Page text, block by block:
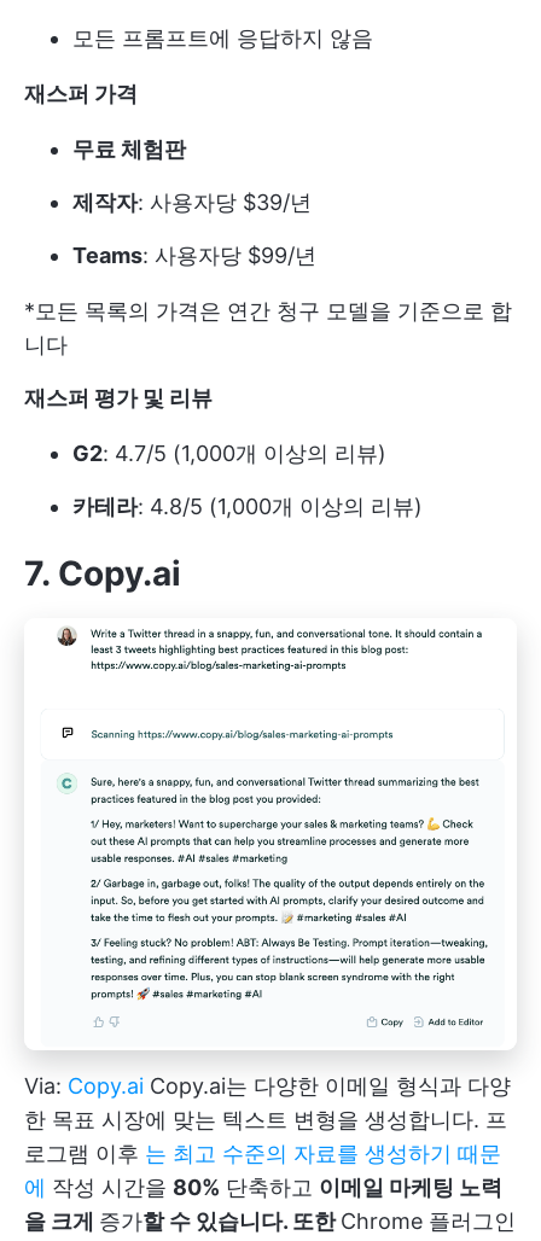
모든 프롬프트에 응답하지 않음
재스퍼 가격
무료 체험판
제작자: 사용자당 $39/년
Teams: 사용자당 $99/년
*모든 목록의 가격은 연간 청구 모델을 기준으로 합
니다
재스퍼 평가 및 리뷰
G2: 4.7/5 (1,000개 이상의 리뷰)
카테라: 4.8/5 (1,000개 이상의 리뷰)
7. Copy.ai
Via: Copy.ai Copy.ai는 다양한 이메일 형식과 다양
한 목표 시장에 맞는 텍스트 변형을 생성합니다. 프
로그램 이후 는 최고 수준의 자료를 생성하기 때문
에 작성 시간을 80% 단축하고 이메일 마케팅 노력
을 크게 증가할 수 있습니다. 또한Chrome 플러그인